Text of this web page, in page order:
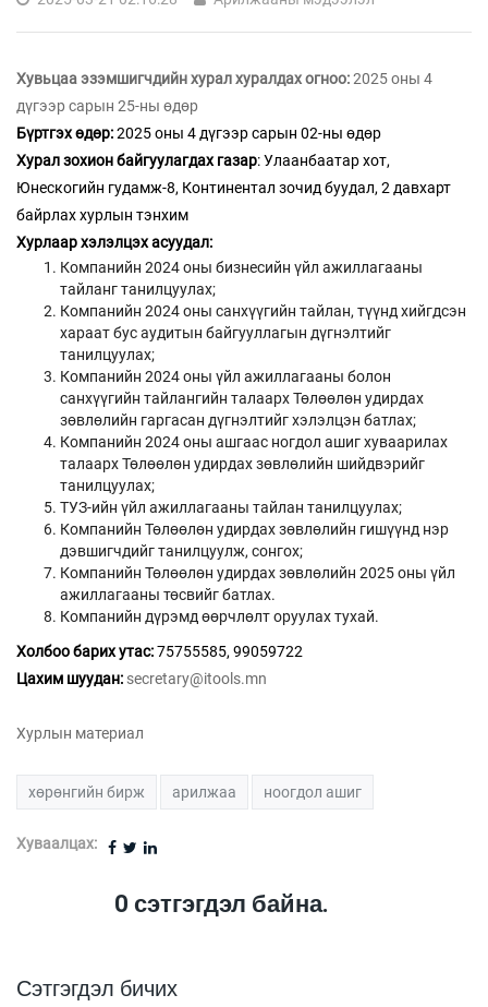
Хувьцаа эзэмшигчдийн хурал хуралдах огноо:2025 оны 4
дүгээр сарын 25-ны өдөр
Бүртгэх өдөр:2025 оны 4 дүгээр сарын 02-ны өдөр
Хурал зохион байгуулагдах газар: Улаанбаатар хот,
Юнескогийн гудамж-8, Континентал зочид буудал, 2 давхарт
байрлах хурлын тэнхим
Хурлаар хэлэлцэх асуудал:
Компанийн 2024 оны бизнесийн үйл ажиллагааны
тайланг танилцуулах;
Компанийн 2024 оны санхүүгийн тайлан, түүнд хийгдсэн
хараат бус аудитын байгууллагын дүгнэлтийг
танилцуулах;
Компанийн 2024 оны үйл ажиллагааны болон
санхүүгийн тайлангийн талаарх Төлөөлөн удирдах
зөвлөлийн гаргасан дүгнэлтийг хэлэлцэн батлах;
Компанийн 2024 оны ашгаас ногдол ашиг хуваарилах
талаарх Төлөөлөн удирдах зөвлөлийн шийдвэрийг
танилцуулах;
ТУЗ-ийн үйл ажиллагааны тайлан танилцуулах;
Компанийн Төлөөлөн удирдах зөвлөлийн гишүүнд нэр
дэвшигчдийг танилцуулж, сонгох;
Компанийн Төлөөлөн удирдах зөвлөлийн 2025 оны үйл
ажиллагааны төсвийг батлах.
Компанийн дүрэмд өөрчлөлт оруулах тухай.
Холбоо барих утас:75755585, 99059722
Цахим шуудан: secretary@itools.mn
Хурлын материал
хөрөнгийн бирж арилжаа ноогдол ашиг
Хуваалцах:
0сэтгэгдэл байна.
Сэтгэгдэл бичих